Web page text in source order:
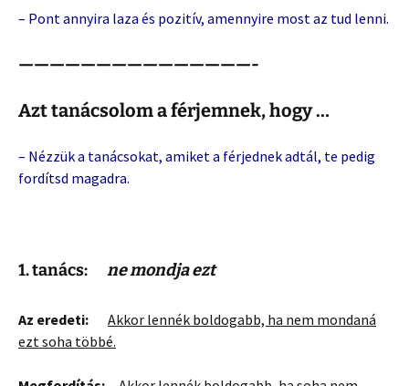
– Pont annyira laza és pozitív, amennyire most az tud lenni.
———————————————-
Azt tanácsolom a férjemnek, hogy …
– Nézzük a tanácsokat, amiket a férjednek adtál, te pedig
fordítsd magadra.
1. tanács: ne mondja ezt
Az eredeti:
Akkor lennék boldogabb, ha nem mondaná
ezt soha többé.